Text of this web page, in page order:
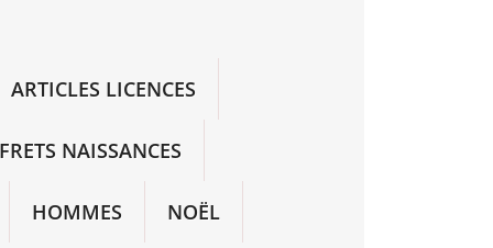
ARTICLES LICENCES
NAISSANCES
HOMMES NOËL